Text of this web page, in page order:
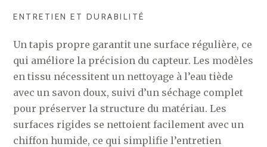
ENTRETIEN ET DURABILITÉ
Un tapis propre garantit une surface régulière, ce
qui améliore la précision du capteur. Les modèles
en tissu nécessitent un nettoyage à l’eau tiède
avec un savon doux, suivi d’un séchage complet
pour préserver la structure du matériau. Les
surfaces rigides se nettoient facilement avec un
chiffon humide, ce qui simplifie l’entretien